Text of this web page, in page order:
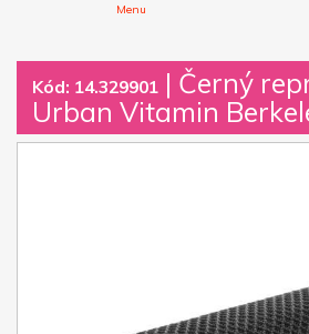
Menu
Kód: 14.329901 | Černý
Urban Vitamin